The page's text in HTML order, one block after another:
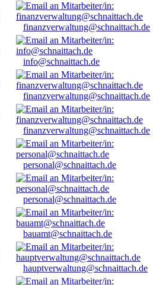
finanzverwaltung@schnaittach.de
info@schnaittach.de
finanzverwaltung@schnaittach.de
finanzverwaltung@schnaittach.de
personal@schnaittach.de
personal@schnaittach.de
bauamt@schnaittach.de
hauptverwaltung@schnaittach.de